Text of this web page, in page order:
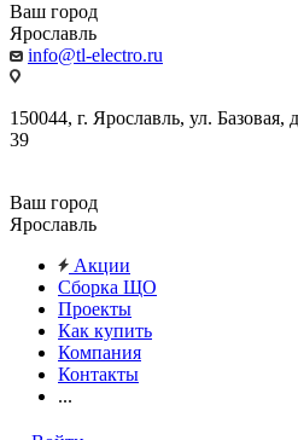
Ваш город
Ярославль
info@tl-electro.ru
150044, г. Ярославль, ул.
39
Ваш город
Ярославль
Акции
Сборка ЩО
Проекты
Как купить
Компания
Контакты
...